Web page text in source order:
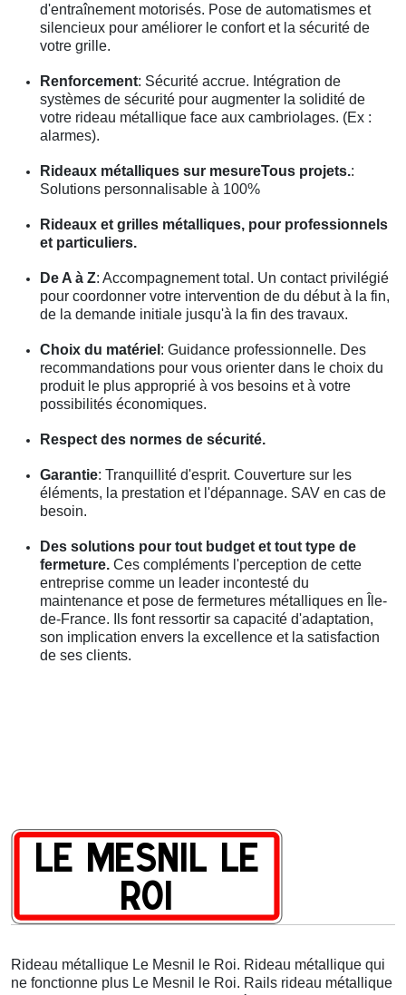
d'entraînement motorisés. Pose de automatismes et
silencieux pour améliorer le confort et la sécurité de
votre grille.
Renforcement: Sécurité accrue. Intégration de
systèmes de sécurité pour augmenter la solidité de
votre rideau métallique face aux cambriolages. (Ex :
alarmes).
Rideaux métalliques sur mesureTous projets.:
Solutions personnalisable à 100%
Rideaux et grilles métalliques, pour professionnels
et particuliers.
De A à Z: Accompagnement total. Un contact privilégié
pour coordonner votre intervention de du début à la fin,
de la demande initiale jusqu'à la fin des travaux.
Choix du matériel : Guidance professionnelle. Des
recommandations pour vous orienter dans le choix du
produit le plus approprié à vos besoins et à votre
possibilités économiques.
Respect des normes de sécurité.
Garantie: Tranquillité d'esprit. Couverture sur les
éléments, la prestation et l'dépannage. SAV en cas de
besoin.
Des solutions pour tout budget et tout type de
fermeture. Ces compléments l'perception de cette
entreprise comme un leader incontesté du
maintenance et pose de fermetures métalliques en Île-
de-France. Ils font ressortir sa capacité d'adaptation,
son implication envers la excellence et la satisfaction
de ses clients.
Rideau métallique Le Mesnil le Roi. Rideau métallique qui
ne fonctionne plus Le Mesnil le Roi. Rails rideau métallique